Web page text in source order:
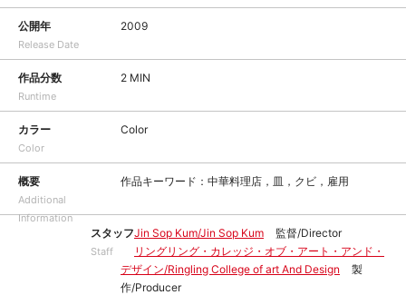
公開年
Release Date
2009
作品分数
Runtime
2 MIN
カラー
Color
Color
概要
Additional
Information
作品キーワード：中華料理店，皿，クビ，雇用
スタッフ
Staff
Jin Sop Kum/Jin Sop Kum
監督/Director
リングリング・カレッジ・オブ・アート・アンド・
デザイン/Ringling College of art And Design
製
作/Producer